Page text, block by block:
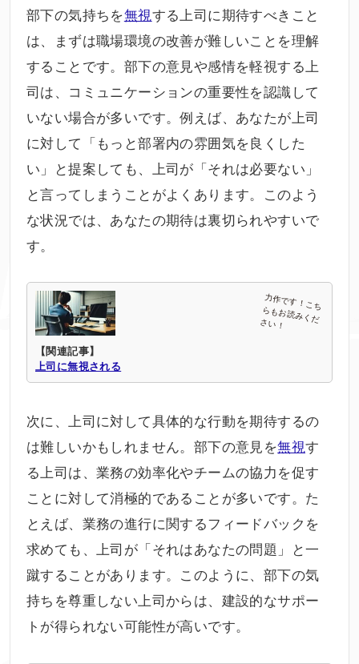
部下の気持ちを無視する上司に期待すべきこと
は、まずは職場環境の改善が難しいことを理解
することです。部下の意見や感情を軽視する上
司は、コミュニケーションの重要性を認識して
いない場合が多いです。例えば、あなたが上司
に対して「もっと部署内の雰囲気を良くした
い」と提案しても、上司が「それは必要ない」
と言ってしまうことがよくあります。このよう
な状況では、あなたの期待は裏切られやすいで
す。
【関連記事】
上司に無視される
次に、上司に対して具体的な行動を期待するの
は難しいかもしれません。部下の意見を無視す
る上司は、業務の効率化やチームの協力を促す
ことに対して消極的であることが多いです。た
とえば、業務の進行に関するフィードバックを
求めても、上司が「それはあなたの問題」と一
蹴することがあります。このように、部下の気
持ちを尊重しない上司からは、建設的なサポー
トが得られない可能性が高いです。